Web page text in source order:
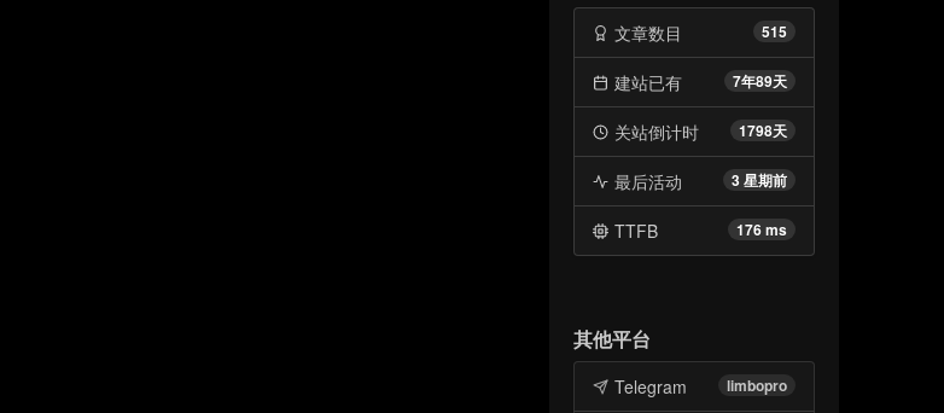
515
文章数目
7年89天
建站已有
1798天
关站倒计时
3 星期前
最后活动
176 ms
TTFB
其他平台
limbopro
Telegram